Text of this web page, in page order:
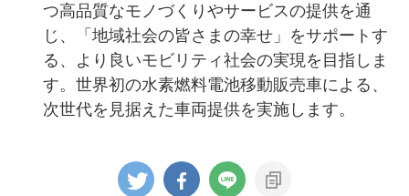
つ高品質なモノづくりやサービスの提供を通
じ、「地域社会の皆さまの幸せ」をサポートす
る、より良いモビリティ社会の実現を目指しま
す。世界初の水素燃料電池移動販売車による、
次世代を見据えた車両提供を実施します。